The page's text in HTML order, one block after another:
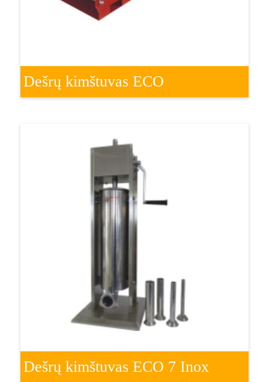
Dešrų kimštuvas ECO
Dešrų kimštuvas ECO 7 Inox